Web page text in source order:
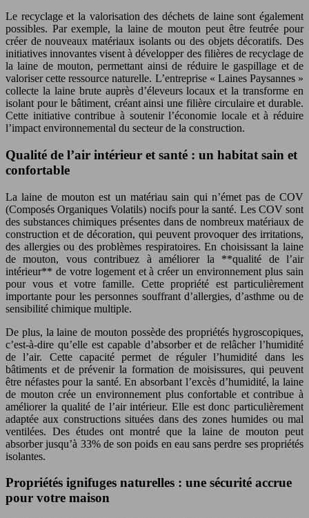
Le recyclage et la valorisation des déchets de laine sont également
possibles. Par exemple, la laine de mouton peut être feutrée pour
créer de nouveaux matériaux isolants ou des objets décoratifs. Des
initiatives innovantes visent à développer des filières de recyclage de
la laine de mouton, permettant ainsi de réduire le gaspillage et de
valoriser cette ressource naturelle. L’entreprise « Laines Paysannes »
collecte la laine brute auprès d’éleveurs locaux et la transforme en
isolant pour le bâtiment, créant ainsi une filière circulaire et durable.
Cette initiative contribue à soutenir l’économie locale et à réduire
l’impact environnemental du secteur de la construction.
Qualité de l’air intérieur et santé : un habitat sain et
confortable
La laine de mouton est un matériau sain qui n’émet pas de COV
(Composés Organiques Volatils) nocifs pour la santé. Les COV sont
des substances chimiques présentes dans de nombreux matériaux de
construction et de décoration, qui peuvent provoquer des irritations,
des allergies ou des problèmes respiratoires. En choisissant la laine
de mouton, vous contribuez à améliorer la **qualité de l’air
intérieur** de votre logement et à créer un environnement plus sain
pour vous et votre famille. Cette propriété est particulièrement
importante pour les personnes souffrant d’allergies, d’asthme ou de
sensibilité chimique multiple.
De plus, la laine de mouton possède des propriétés hygroscopiques,
c’est-à-dire qu’elle est capable d’absorber et de relâcher l’humidité
de l’air. Cette capacité permet de réguler l’humidité dans les
bâtiments et de prévenir la formation de moisissures, qui peuvent
être néfastes pour la santé. En absorbant l’excès d’humidité, la laine
de mouton crée un environnement plus confortable et contribue à
améliorer la qualité de l’air intérieur. Elle est donc particulièrement
adaptée aux constructions situées dans des zones humides ou mal
ventilées. Des études ont montré que la laine de mouton peut
absorber jusqu’à 33% de son poids en eau sans perdre ses propriétés
isolantes.
Propriétés ignifuges naturelles : une sécurité accrue
pour votre maison